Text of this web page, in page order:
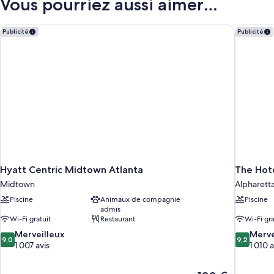
grands
de
Chambre
Deluxe,
Vous pourriez aussi aimer…
Publicité
Hyatt Centric Midtown Atlanta
Midtown
Piscine
Animaux de compagnie
admis
Wi-Fi gratuit
Restaurant
9.0
sur
9,0 Merveilleux
1 007 avis
Hyatt Centric Midtown Atlanta Publicité
The
Piscine
Wi-Fi
9.2
sur
9,2
1 010
The